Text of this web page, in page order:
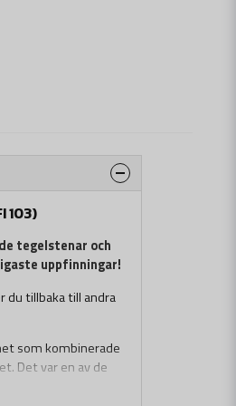
103)
tegelstenar och
uppfinningar!
du tillbaka till andra
som kombinerade
Det var en av de
för senare